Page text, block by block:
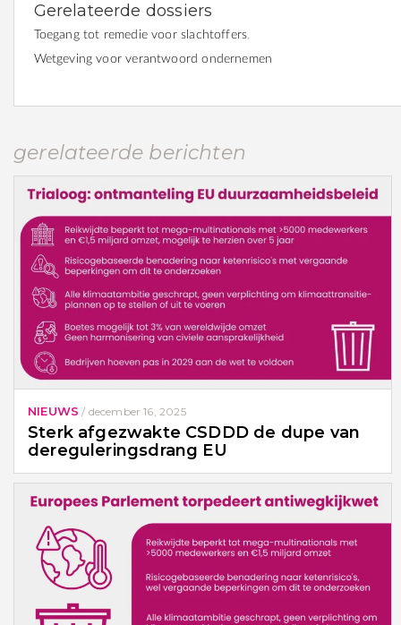
Gerelateerde dossiers
Toegang tot remedie voor slachtoffers
Wetgeving voor verantwoord ondernemen
gerelateerde berichten
NIEUWS / december 16, 2025
Sterk afgezwakte CSDDD de dupe van
dereguleringsdrang EU